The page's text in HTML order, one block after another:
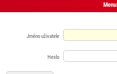
Menu
Jméno uživatele
Heslo